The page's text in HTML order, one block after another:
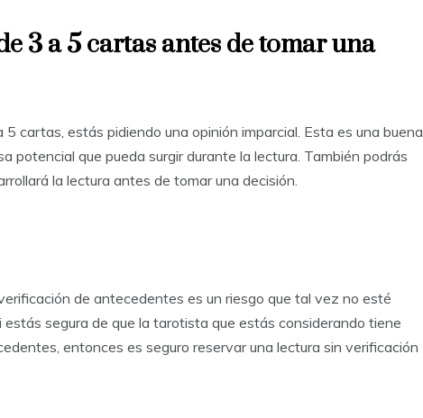
3 a 5 cartas antes de tomar una
cartas, estás pidiendo una opinión imparcial. Esta es una buena
potencial que pueda surgir durante la lectura. También podrás
la lectura antes de tomar una decisión.
de antecedentes es un riesgo que tal vez no esté
estás segura de que la tarotista que estás considerando tiene
entonces es seguro reservar una lectura sin verificación